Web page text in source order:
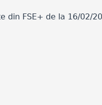
din FSE+ de la 16/02/